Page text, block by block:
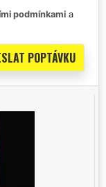
podmínkami a